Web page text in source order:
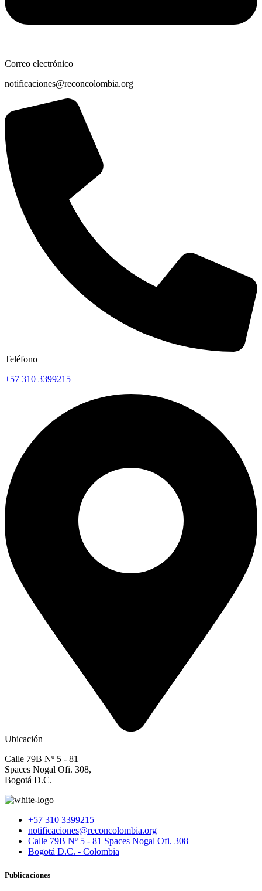
Correo electrónico
notificaciones@reconcolombia.org
Teléfono
+57 310 3399215
Ubicación
Calle 79B Nº 5 - 81
Spaces Nogal Ofi. 308,
Bogotá D.C.
+57 310 3399215
notificaciones@reconcolombia.org
Calle 79B Nº 5 - 81 Spaces Nogal Ofi. 308
Bogotá D.C. - Colombia
Publicaciones